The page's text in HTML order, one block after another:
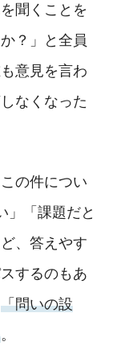
聞くことを
？」と全員
意見を言わ
なくなった
の件につい
」「課題だと
、答えやす
するのもあ
「問いの設
。